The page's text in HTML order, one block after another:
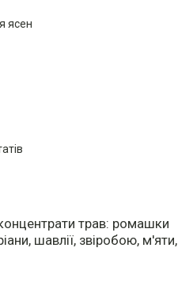
ясен
трав: ромашки
шавлії, звіробою, м'яти,